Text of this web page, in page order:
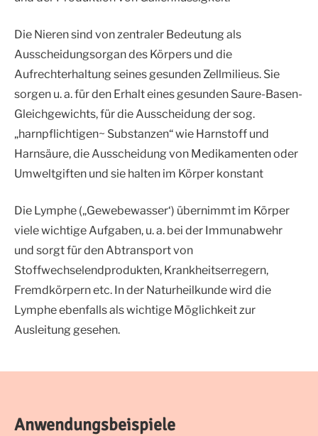
Die Nieren sind von zentraler Bedeutung als
Ausscheidungsorgan des Körpers und die
Aufrechterhaltung seines gesunden Zellmilieus. Sie
sorgen u. a. für den Erhalt eines gesunden Saure-Basen-
Gleichgewichts, für die Ausscheidung der sog.
„harnpflichtigen~ Substanzen“ wie Harnstoff und
Harnsäure, die Ausscheidung von Medikamenten oder
Umweltgiften und sie halten im Körper konstant
Die Lymphe („Gewebewasser‘) übernimmt im Körper
viele wichtige Aufgaben, u. a. bei der Immunabwehr
und sorgt für den Abtransport von
Stoffwechselendprodukten, Krankheitserregern,
Fremdkörpern etc. In der Naturheilkunde wird die
Lymphe ebenfalls als wichtige Möglichkeit zur
Ausleitung gesehen.
Anwendungsbeispiele